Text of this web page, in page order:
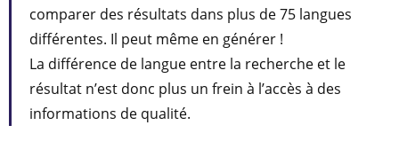
comparer des résultats dans plus de 75 langues
différentes. Il peut même en générer !
La différence de langue entre la recherche et le
résultat n’est donc plus un frein à l’accès à des
informations de qualité.